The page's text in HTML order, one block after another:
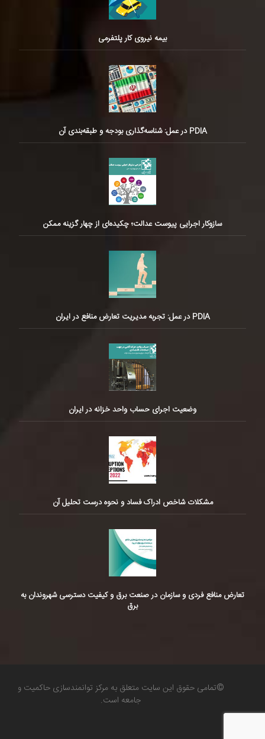
بیمه نیروی کار پلتفرمی
PDIA در عمل: شناسه‌گذاری بودجه و طبقه‌بندی آن
سازوکار اجرایی پیوست عدالت؛ چکیده‌ای از چهار گزینه ممکن
PDIA در عمل: تجربه مدیریت تعارض منافع در ایران
وضعیت اجرای حساب واحد خزانه در ایران
مشکلات شاخص ادراک فساد و نحوه درست تحلیل آن
تعارض منافع فردی و سازمان در صنعت برق و کیفیت دسترسی شهروندان به
برق
©تمامی حقوق این سایت متعلق به مرکز توانمندسازی حاکمیت و
جامعه است.